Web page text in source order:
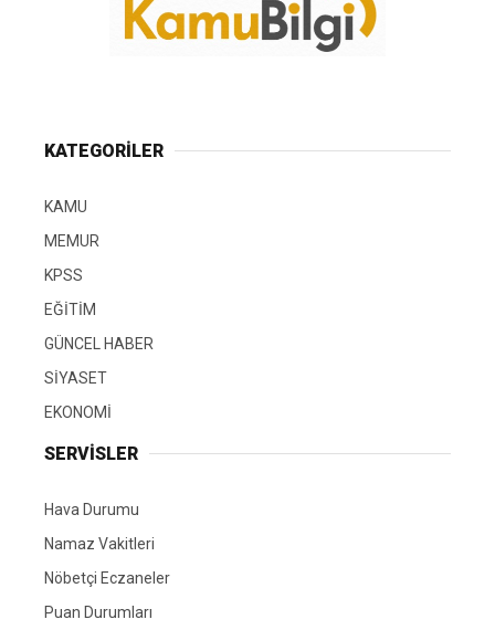
KATEGORİLER
KAMU
MEMUR
KPSS
EĞİTİM
GÜNCEL HABER
SİYASET
EKONOMİ
SERVİSLER
Hava Durumu
Namaz Vakitleri
Nöbetçi Eczaneler
Puan Durumları